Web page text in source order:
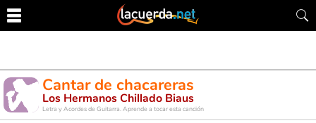
Cantar de chacareras
Los Hermanos Chillado Biaus
Letra y Acordes de Guitarra. Aprende a tocar esta canción